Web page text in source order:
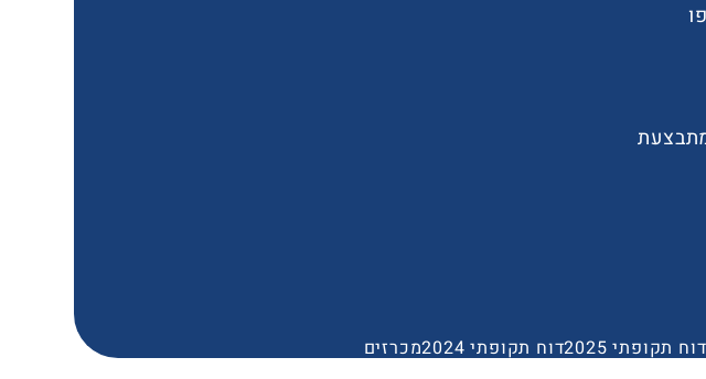
דוח תקופתי 2025 דוח תקופתי 2024 מכרזים